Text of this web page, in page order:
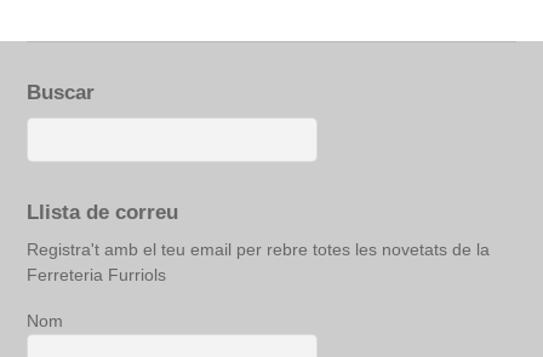
Buscar
Llista de correu
Registra't amb el teu email per rebre totes les novetats de la
Ferreteria Furriols
Nom